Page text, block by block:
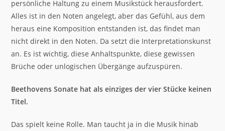
persönliche Haltung zu einem Musikstück herausfordert.
Alles ist in den Noten angelegt, aber das Gefühl, aus dem
heraus eine Komposition entstanden ist, das findet man
nicht direkt in den Noten. Da setzt die Interpretationskunst
an. Es ist wichtig, diese Anhaltspunkte, diese gewissen
Brüche oder unlogischen Übergänge aufzuspüren.
Beethovens Sonate hat als einziges der vier Stücke keinen
Titel.
Das spielt keine Rolle. Man taucht ja in die Musik hinab